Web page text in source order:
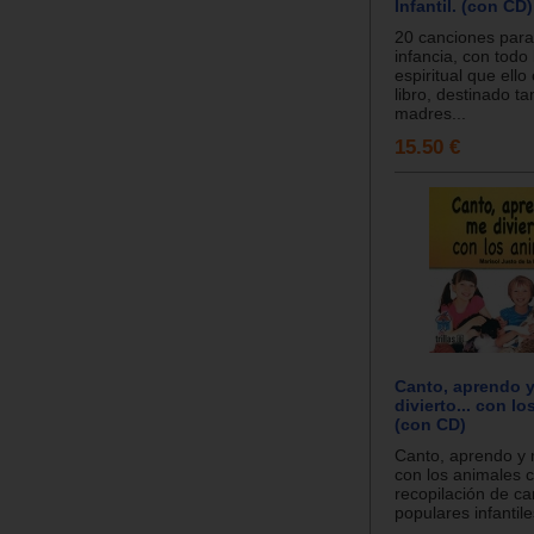
Infantil. (con CD)
20 canciones
infancia, con todo
espiritual que ello
libro, destinado
madres...
15.50 €
Canto, aprendo
divierto... con
(con CD)
Canto, aprendo y
con los animales
recopilación de
populares